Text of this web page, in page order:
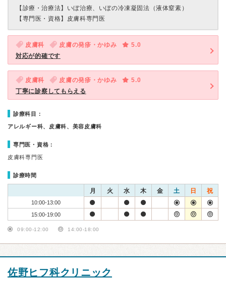
【診療・治療法】 いぼ治療、いぼの冷凍凝固法（液体窒素）
【専門医・資格】 皮膚科専門医
皮膚科 皮膚の発疹・かゆみ
5.0
対応が的確です
皮膚科 皮膚の発疹・かゆみ
5.0
丁寧に診察してもらえる
診療科目：
アレルギー科、皮膚科、美容皮膚科
専門医・資格：
皮膚科専門医
診療時間
月 火 水 木 金 土 日 祝
10:00-13:00
15:00-19:00
09:00-12:00 14:00-18:00
佐野ヒフ科クリニック